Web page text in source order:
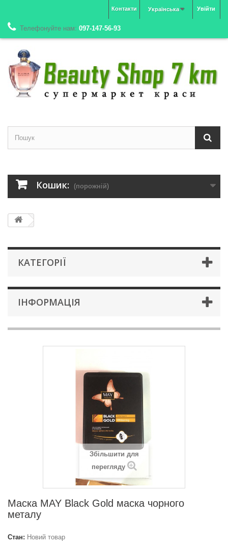
Увійти
Українська
Контакти
Телефонуйте нам: 097-147-56-93
Кошик: (порожній)
КАТЕГОРІЇ
ІНФОРМАЦІЯ
Збільшити для
перегляду
Маска MAY Black Gold маска чорного
металу
Стан: Новий товар